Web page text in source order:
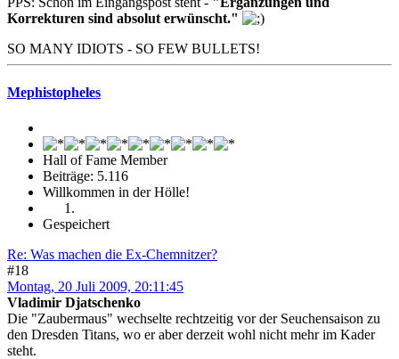
Korrekturen sind absolut erwünscht."
SO MANY IDIOTS - SO FEW BULLETS!
Mephistopheles
Hall of Fame Member
Beiträge: 5.116
Willkommen in der Hölle!
Gespeichert
Re: Was machen die Ex-Chemnitzer?
#18
Montag, 20 Juli 2009, 20:11:45
Vladimir Djatschenko
Die "Zaubermaus" wechselte rechtzeitig vor der Seuchensaison zu
den Dresden Titans, wo er aber derzeit wohl nicht mehr im Kader
steht.